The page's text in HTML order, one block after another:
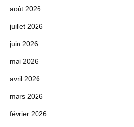
août 2026
juillet 2026
juin 2026
mai 2026
avril 2026
mars 2026
février 2026